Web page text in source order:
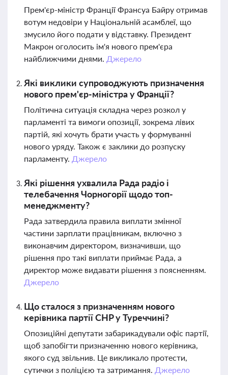
Прем'єр-міністр Франції Франсуа Байру отримав
вотум недовіри у Національній асамблеї, що
змусило його подати у відставку. Президент
Макрон оголосить ім'я нового прем'єра
найближчими днями. Джерело
Які виклики супроводжують призначення
нового прем'єр-міністра у Франції?
Політична ситуація складна через розкол у
парламенті та вимоги опозиції, зокрема лівих
партій, які хочуть брати участь у формуванні
нового уряду. Також є заклики до розпуску
парламенту. Джерело
Які рішення ухвалила Рада радіо і
телебачення Чорногорії щодо топ-
менеджменту?
Рада затвердила правила виплати змінної
частини зарплати працівникам, включно з
виконавчим директором, визначивши, що
рішення про такі виплати приймає Рада, а
директор може видавати рішення з поясненням.
Джерело
Що сталося з призначенням нового
керівника партії CHP у Туреччині?
Опозиційні депутати забарикадували офіс партії,
щоб запобігти призначенню нового керівника,
якого суд звільнив. Це викликало протести,
сутички з поліцією та затримання. Джерело